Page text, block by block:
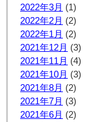
2022年3月 (1)
2022年2月 (2)
2022年1月 (2)
2021年12月 (3)
2021年11月 (4)
2021年10月 (3)
2021年8月 (2)
2021年7月 (3)
2021年6月 (2)